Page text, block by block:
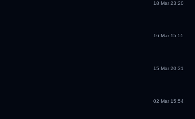
18 Mar 23:20
16 Mar 15:55
15 Mar 20:31
02 Mar 15:54